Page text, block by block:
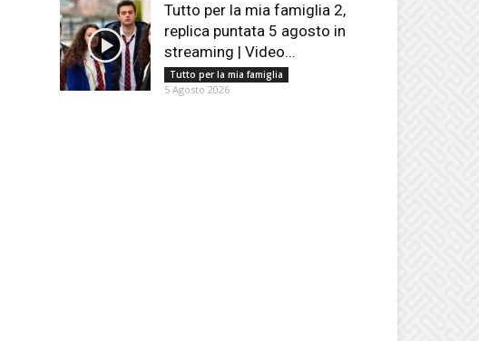
Tutto per la mia famiglia 2,
replica puntata 5 agosto in
streaming | Video...
Tutto per la mia famiglia
5 Agosto 2026